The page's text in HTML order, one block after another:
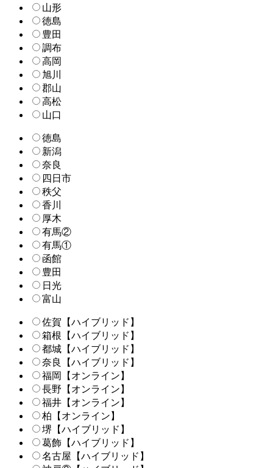
山形
徳島
豊田
調布
高岡
旭川
郡山
高松
山口
徳島
新潟
奈良
四日市
秩父
香川
厚木
有馬②
有馬①
函館
豊田
日光
富山
佐賀【ハイブリッド】
箱根【ハイブリッド】
都城【ハイブリッド】
奈良【ハイブリッド】
福岡【オンライン】
長野【オンライン】
福井【オンライン】
柏【オンライン】
堺【ハイブリッド】
葛飾【ハイブリッド】
名古屋【ハイブリッド】